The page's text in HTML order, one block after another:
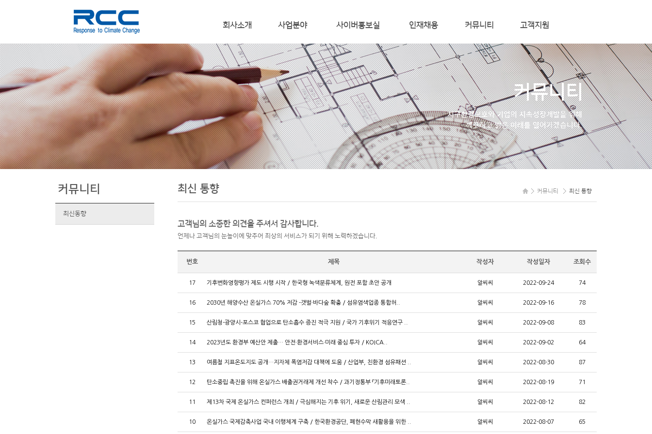
회사소개
ABOUT RCC
CEO 인사말
연 혁
사업영역
조직도
주요 사업 실적
사업분야
온실가스 규제 대응
에너지 경영,에너지진단 사업
통합환경관리
CDM, 해외사업
TOTAL IT 솔루션
사이버홍보실
RCC 언론뉴스
홍보 동영상
면허 및 인증
인재채용
인재상
채용안내
커뮤니티
최신 동향
고객지원
컨설팅 문의/신청
질문과 답변
온라인 문의
관련사이트
MEMBER
커뮤니티
지구환경보호와 기업의지속성장개발을 위해
깨끗하고 밝은 미래를열어가겠습니다.
커뮤니티
최신동향
커뮤니티 최신 통향
최신 통향
고객님의 소중한 의견을 주셔서 감사합니다.
언제나 고객님의 눈높이에 맞추어 최상의 서비스가 되기 위해 노력하겠습니다.
번호 제목 작성자 작성일자 조회수
17 기후변화영향평가 제도 시행 시작 / 한국형 녹색분류체계, 원전 포함 초안 공개 알씨씨 2022-09-24 74
16 2030년 해양수산 온실가스 70% 저감 -갯벌∙바다숲 확충 / 섬유염색업종 통합허.. 알씨씨 2022-09-16 78
15 산림청-광양시-포스코 협업으로 탄소흡수 증진 적극 지원 / 국가 기후위기 적응연구 .. 알씨씨 2022-09-08 83
14 2023년도 환경부 예산안 제출… 안전∙환경서비스∙미래 중심 투자 / KOICA.. 알씨씨 2022-09-02 64
13 여름철 지표온도지도 공개…지자체 폭염저감 대책에 도움 / 산업부, 친환경 섬유패션 .. 알씨씨 2022-08-30 87
12 탄소중립 촉진을 위해 온실가스 배출권거래제 개선 착수 / 과기정통부 『기후미래토론.. 알씨씨 2022-08-19 71
11 제13차 국제 온실가스 컨퍼런스 개최 / 극심해지는 기후 위기, 새로운 산림관리 모색 .. 알씨씨 2022-08-12 82
10 온실가스 국제감축사업 국내 이행체계 구축 / 한국환경공단, 폐현수막 새활용을 위한 .. 알씨씨 2022-08-07 65